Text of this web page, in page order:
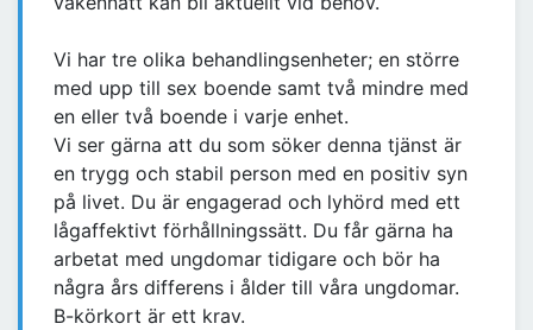
Vi har tre olika behandlingsenheter; en större
med upp till sex boende samt två mindre med
en eller två boende i varje enhet.
Vi ser gärna att du som söker denna tjänst är
en trygg och stabil person med en positiv syn
på livet. Du är engagerad och lyhörd med ett
lågaffektivt förhållningssätt. Du får gärna ha
arbetat med ungdomar tidigare och bör ha
några års differens i ålder till våra ungdomar.
B-körkort är ett krav.